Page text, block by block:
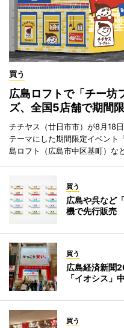
買う
広島ロフトで「チー
ズ、全国5店舗で期間
チチヤス（廿日市市）が8月18
テーマにした期間限定イベント
島ロフト（広島市中区基町）な
買う
広島や呉など
機で先行販売
買う
広島経済新聞
「イオシス」
買う